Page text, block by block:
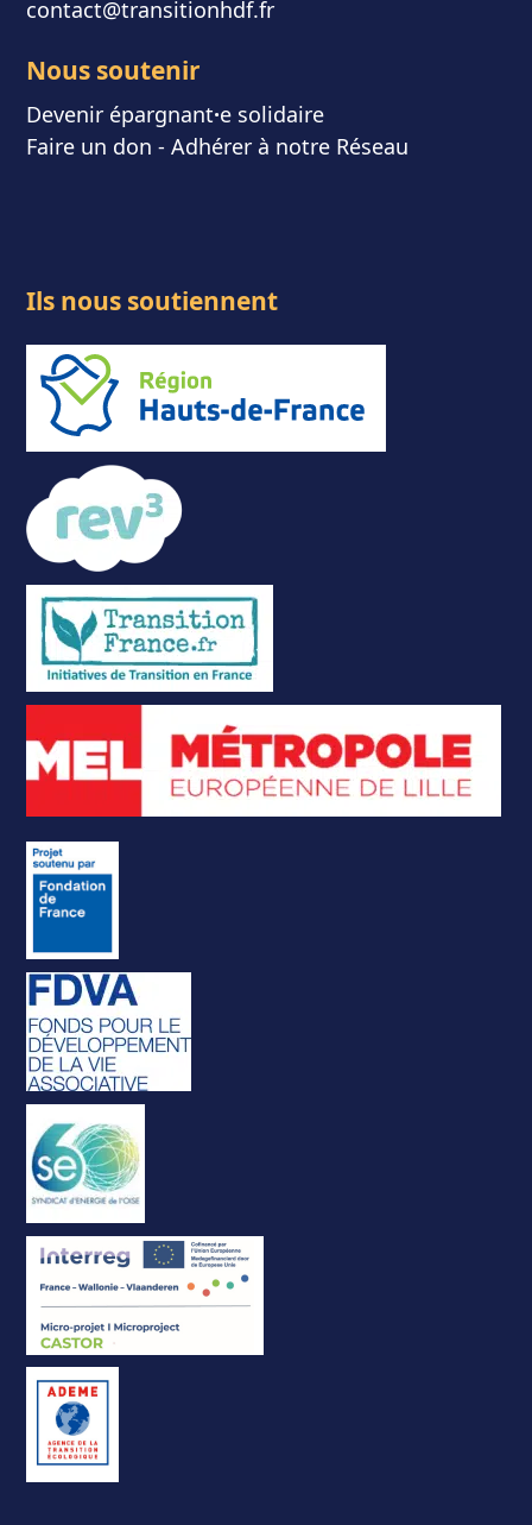
contact@transitionhdf.fr
Nous soutenir
Devenir épargnant⸱e solidaire
Faire un don - Adhérer à notre Réseau
Ils nous soutiennent